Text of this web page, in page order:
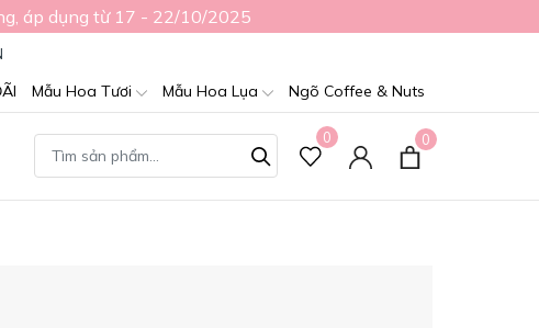
áp dụng từ 17 - 22/10/2025
Mẫu Hoa Tươi Mẫu Hoa Lụa Ngõ Coffee & Nuts
0 0